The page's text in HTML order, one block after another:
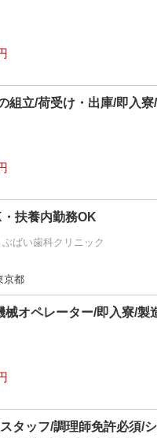
組立/荷受け・出庫/即入
扶養内勤務OK
ばい歯科クリニック
京都
械オペレーター/即入寮/製
タッフ/調理師免許必須/